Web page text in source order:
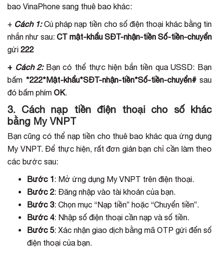
bao VinaPhone sang thuê bao khác:
+ Cách 1:Cú pháp nạp tiền cho số điện thoại khác bằng tin
nhắn như sau: CT mật-khẩu SĐT-nhận-tiền Số-tiền-chuyển
gửi 222
+ Cách 2:Bạn có thể thực hiện bắn tiền qua USSD: Bạn
bấm *222*Mật-khẩu*SĐT-nhận-tiền*Số-tiền-chuyển#sau
đó bấm phím OK.
3. Cách nạp tiền điện thoại cho số khác
bằng My VNPT
Bạn cũng có thể nạp tiền cho thuê bao khác qua ứng dụng
My VNPT. Để thực hiện, rất đơn giản bạn chỉ cần làm theo
các bước sau:
Bước 1: Mở ứng dụng My VNPT trên điện thoại.
Bước 2: Đăng nhập vào tài khoản của bạn.
Bước 3: Chọn mục “Nạp tiền” hoặc “Chuyển tiền”.
Bước 4: Nhập số điện thoại cần nạp và số tiền.
Bước 5: Xác nhận giao dịch bằng mã OTP gửi đến số
điện thoại của bạn.